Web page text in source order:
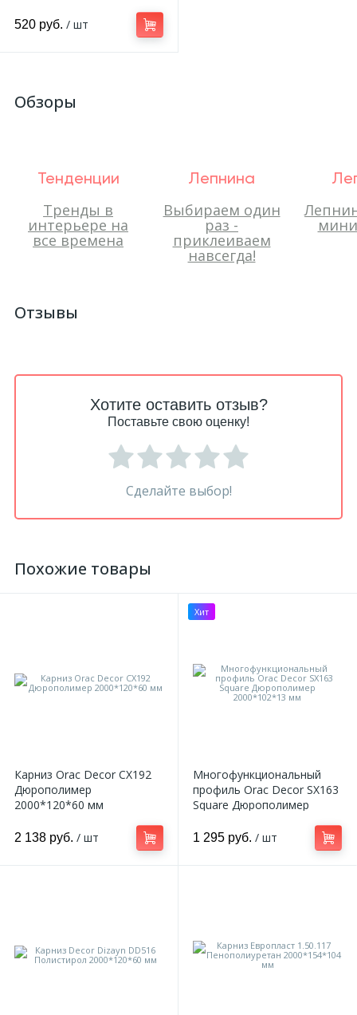
520 руб. / шт
Обзоры
Тенденции
Тренды в
интерьере на
все времена
Лепнина
Выбираем один
раз -
приклеиваем
навсегда!
Отзывы
Хотите оставить отзыв?
Поставьте свою оценку!
Сделайте выбор!
Похожие товары
Карниз Orac Decor CX192
Дюрополимер
2000*120*60 мм
2 138 руб. / шт
Хит
Многофункциональный
профиль Orac Decor SX163
Square Дюрополимер
1 295 руб. / шт